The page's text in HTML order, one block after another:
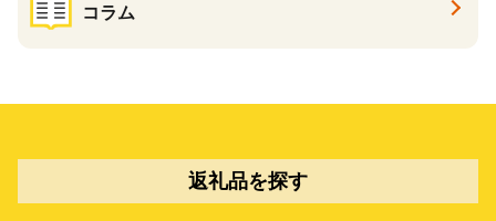
コラム
返礼品を探す